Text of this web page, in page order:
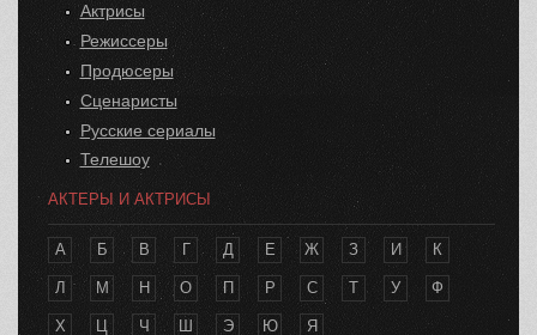
Актрисы
Режиссеры
Продюсеры
Сценаристы
Русские сериалы
Телешоу
АКТЕРЫ И АКТРИСЫ
А Б В Г Д Е Ж З И К
Л М Н О П Р С Т У Ф
Х Ц Ч Ш Э Ю Я